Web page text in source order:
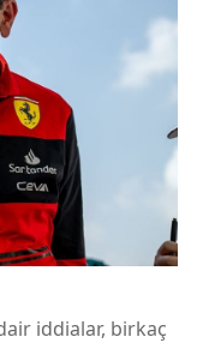
iddialar, birkaç